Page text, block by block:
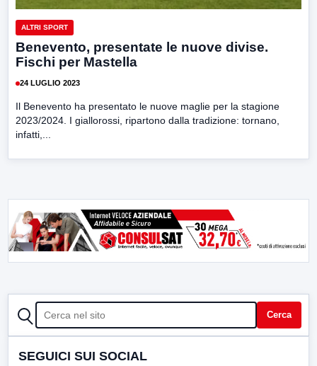
ALTRI SPORT
Benevento, presentate le nuove divise.
Fischi per Mastella
24 LUGLIO 2023
Il Benevento ha presentato le nuove maglie per la stagione
2023/2024. I giallorossi, ripartono dalla tradizione: tornano,
infatti,...
CERCA Cerca
SEGUICI SUI SOCIAL